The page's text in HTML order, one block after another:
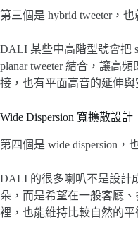
第三個是 hybrid tweeter，
DALI 某些中高階型號會把
planar tweeter 結合，讓高
接，也有平面高音的延伸與
Wide Dispersion 寬擴散設計
第四個是 wide dispersion，
DALI 的很多喇叭不是設計
朵，而是希望在一般客廳
裡，也能維持比較自然的平